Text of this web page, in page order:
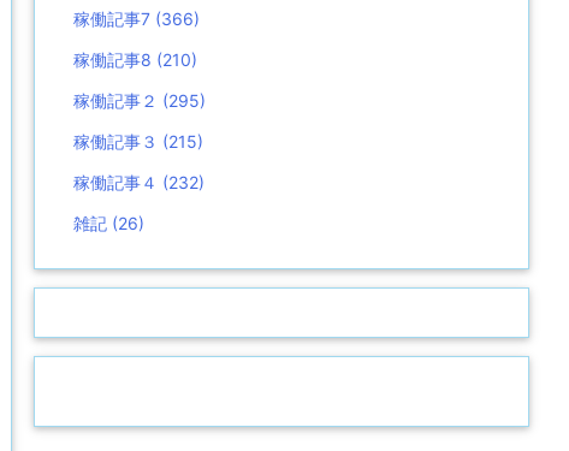
稼働記事7 (366)
稼働記事8 (210)
稼働記事２ (295)
稼働記事３ (215)
稼働記事４ (232)
雑記 (26)